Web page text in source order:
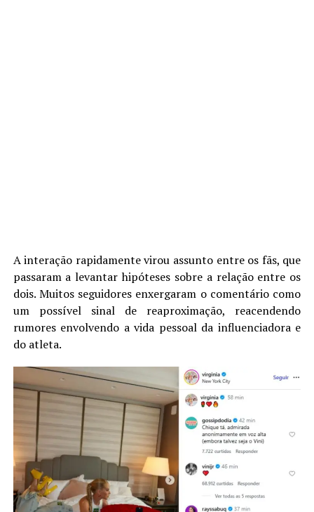
A interação rapidamente virou assunto entre os fãs, que
passaram a levantar hipóteses sobre a relação entre os
dois. Muitos seguidores enxergaram o comentário como
um possível sinal de reaproximação, reacendendo
rumores envolvendo a vida pessoal da influenciadora e
do atleta.